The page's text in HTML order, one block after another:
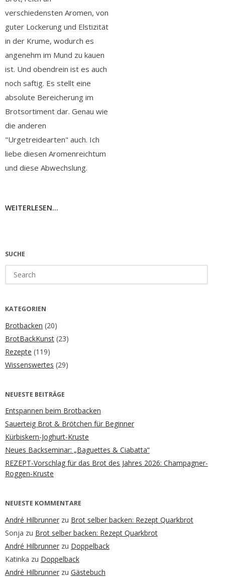
verschiedensten Aromen, von
guter Lockerung und Elstizität
in der Krume, wodurch es
angenehm im Mund zu kauen
ist. Und obendrein ist es auch
noch saftig. Es stellt eine
absolute Bereicherung im
Brotsortiment dar. Genau wie
die anderen
"Urgetreidearten" auch. Ich
liebe diesen Aromenreichtum
und diese Abwechslung.
WEITERLESEN...
SUCHE
for:
KATEGORIEN
Brotbacken (20)
BrotBackKunst (23)
Rezepte (119)
Wissenswertes (29)
NEUESTE BEITRÄGE
Entspannen beim Brotbacken
Sauerteig Brot & Brötchen für Beginner
Kürbiskern-Joghurt-Kruste
Neues Backseminar: „Baguettes & Ciabatta“
REZEPT-Vorschlag für das Brot des Jahres 2026: Champagner-
Roggen-Kruste
NEUESTE KOMMENTARE
André Hilbrunner zu Brot selber backen: Rezept Quarkbrot
Sonja zu Brot selber backen: Rezept Quarkbrot
André Hilbrunner zu Doppelback
Katinka zu Doppelback
André Hilbrunner zu Gästebuch